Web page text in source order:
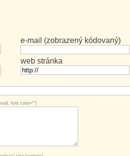
e-mail (zobrazený kódovaný)
web stránka
font color="")